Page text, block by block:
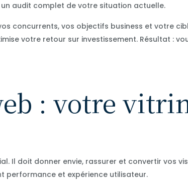
audit complet de votre situation actuelle.
concurrents, vos objectifs business et votre
votre retour sur investissement. Résultat :
: votre
Il doit donner envie, rassurer et convertir vos
performance et expérience utilisateur.